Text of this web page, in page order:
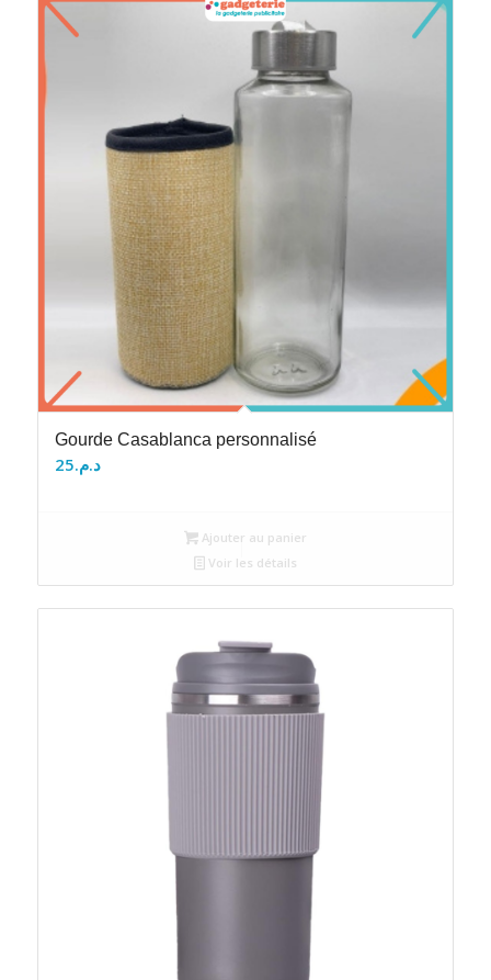
Gourde Casablanca personnalisé
د.م.25
Ajouter au panier
Voir les détails